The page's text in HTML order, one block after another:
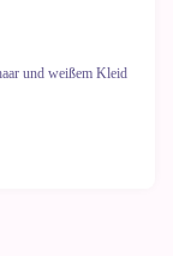
und weißem Kleid